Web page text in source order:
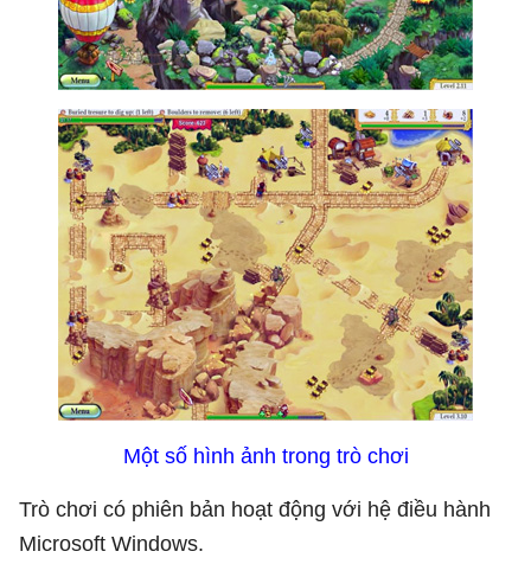
Một số hình ảnh trong trò chơi
Trò chơi có phiên bản hoạt động với hệ điều hành
Microsoft Windows.